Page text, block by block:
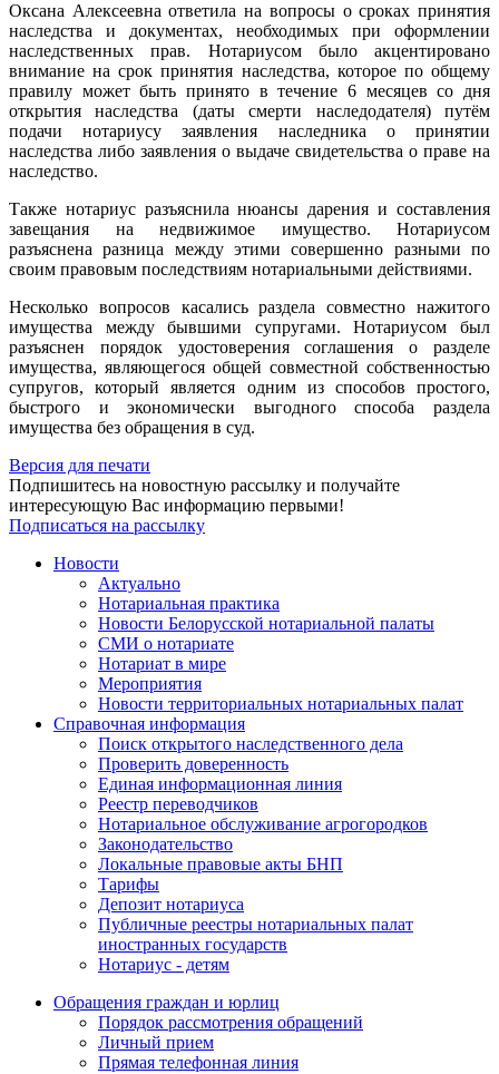
Оксана Алексеевна ответила на вопросы о сроках принятия
наследства и документах, необходимых при оформлении
наследственных прав. Нотариусом было акцентировано
внимание на срок принятия наследства, которое по общему
правилу может быть принято в течение 6 месяцев со дня
открытия наследства (даты смерти наследодателя) путём
подачи нотариусу заявления наследника о принятии
наследства либо заявления о выдаче свидетельства о праве на
наследство.
Также нотариус разъяснила нюансы дарения и составления
завещания на недвижимое имущество. Нотариусом
разъяснена разница между этими совершенно разными по
своим правовым последствиям нотариальными действиями.
Несколько вопросов касались раздела совместно нажитого
имущества между бывшими супругами. Нотариусом был
разъяснен порядок удостоверения соглашения о разделе
имущества, являющегося общей совместной собственностью
супругов, который является одним из способов простого,
быстрого и экономически выгодного способа раздела
имущества без обращения в суд.
Версия для печати
Подпишитесь на новостную рассылку и получайте
интересующую Вас информацию первыми!
Подписаться на рассылку
Новости
Актуально
Нотариальная практика
Новости Белорусской нотариальной палаты
СМИ о нотариате
Нотариат в мире
Мероприятия
Новости территориальных нотариальных палат
Справочная информация
Поиск открытого наследственного дела
Проверить доверенность
Единая информационная линия
Реестр переводчиков
Нотариальное обслуживание агрогородков
Законодательство
Локальные правовые акты БНП
Тарифы
Депозит нотариуса
Публичные реестры нотариальных палат
иностранных государств
Нотариус - детям
Обращения граждан и юрлиц
Порядок рассмотрения обращений
Личный прием
Прямая телефонная линия